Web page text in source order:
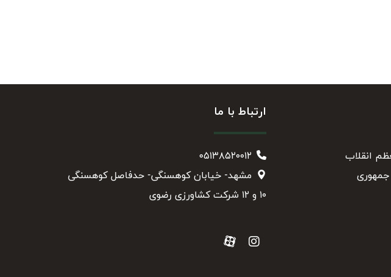
انقلاب
جمهوری
ارتباط با ما
۰۵۱۳۸۵۲۰۰۱۲
مشهد- خیابان کوهسنگی- حدفاصل کوهسنگی
۱۰ و ۱۲ شرکت کشاورزی رضوی